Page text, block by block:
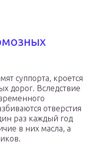
суппорта, кроется
дорог. Вследствие
отверстия
раз каждый год
в них масла, а